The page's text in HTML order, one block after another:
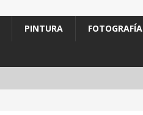
PINTURA FOTOGRAFÍA